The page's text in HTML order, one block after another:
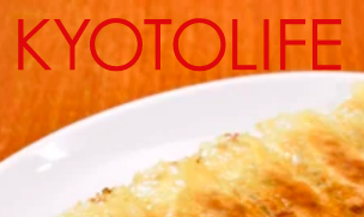
エリアから探す
地図から探す